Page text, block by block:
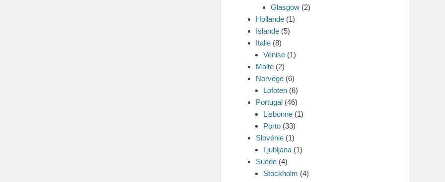
Glasgow (2)
Hollande (1)
Islande (5)
Italie (8)
Venise (1)
Malte (2)
Norvège (6)
Lofoten (6)
Portugal (46)
Lisbonne (1)
Porto (33)
Slovénie (1)
Ljubljana (1)
Suède (4)
Stockholm (4)